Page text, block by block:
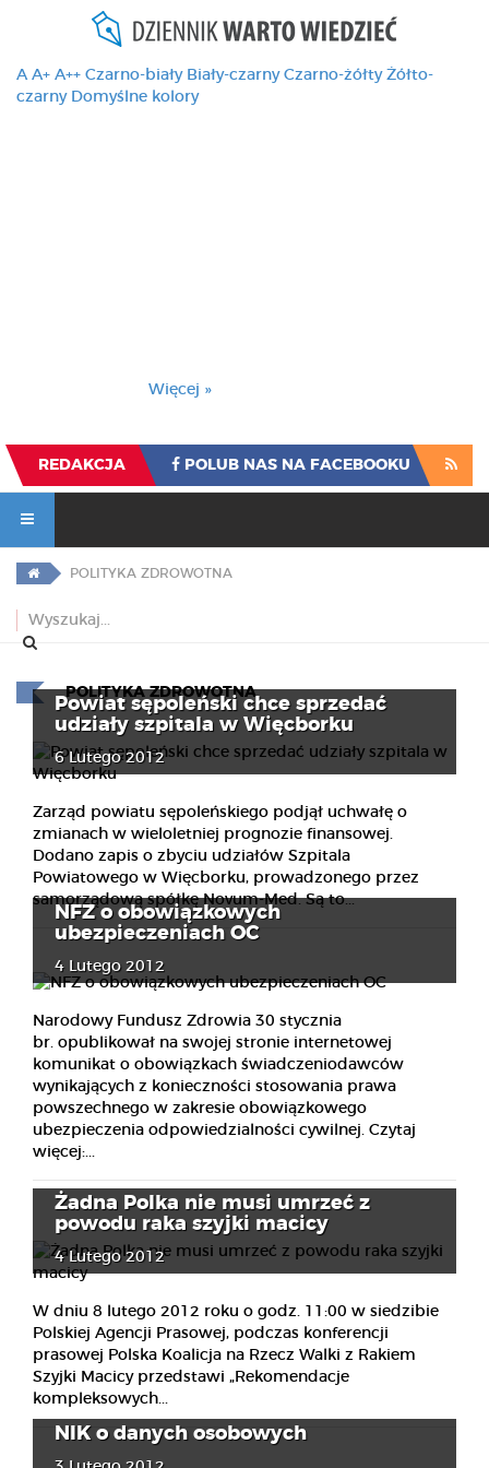
A A+ A++ Czarno-biały Biały-czarny Czarno-żółty Żółto-
czarny Domyślne kolory
Więcej »
REDAKCJA POLUB NAS NA FACEBOOKU
POLITYKA ZDROWOTNA
POLITYKA ZDROWOTNA
Powiat sępoleński chce sprzedać
udziały szpitala w Więcborku
6 Lutego 2012
Zarząd powiatu sępoleńskiego podjął uchwałę o
zmianach w wieloletniej prognozie finansowej.
Dodano zapis o zbyciu udziałów Szpitala
Powiatowego w Więcborku, prowadzonego przez
samorządową spółkę Novum-Med. Są to...
NFZ o obowiązkowych
ubezpieczeniach OC
4 Lutego 2012
Narodowy Fundusz Zdrowia 30 stycznia
br. opublikował na swojej stronie internetowej
komunikat o obowiązkach świadczeniodawców
wynikających z konieczności stosowania prawa
powszechnego w zakresie obowiązkowego
ubezpieczenia odpowiedzialności cywilnej. Czytaj
więcej:...
Żadna Polka nie musi umrzeć z
powodu raka szyjki macicy
4 Lutego 2012
W dniu 8 lutego 2012 roku o godz. 11:00 w siedzibie
Polskiej Agencji Prasowej, podczas konferencji
prasowej Polska Koalicja na Rzecz Walki z Rakiem
Szyjki Macicy przedstawi „Rekomendacje
kompleksowych...
NIK o danych osobowych